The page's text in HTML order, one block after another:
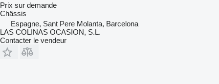
Prix sur demande
Châssis
Espagne, Sant Pere Molanta, Barcelona
LAS COLINAS OCASION, S.L.
Contacter le vendeur